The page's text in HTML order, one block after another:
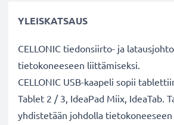
YLEISKATSAUS
CELLONIC tiedonsiirto- ja
tietokoneeseen liittämiseksi.
CELLONIC USB-kaapeli sopii
Tablet 2 / 3, IdeaPad Miix, IdeaTab.
yhdistetään johdolla